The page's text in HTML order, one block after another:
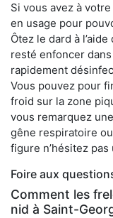
Si vous avez à
en usage pour
Ôtez le dard à
resté enfoncer
rapidement
Vous pouvez pour
froid sur la zone
vous remarquez
gêne respiratoire
figure n’hésitez
Foire aux
Comment les
nid à Saint-